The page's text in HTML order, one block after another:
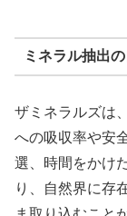
ミネラル抽出
ザミネラルズは
への吸収率や安
選、時間をかけ
り、自然界に存